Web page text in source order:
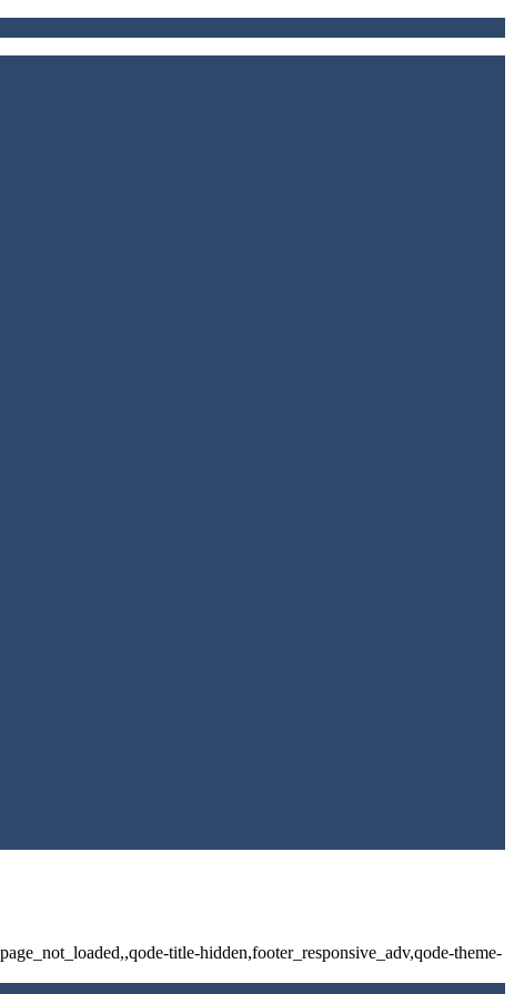
title-hidden,footer_responsive_adv,qode-theme-